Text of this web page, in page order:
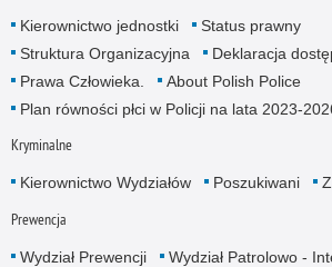
Kierownictwo jednostki
Status prawny
Struktura Organizacyjna
Deklaracja
Prawa Człowieka.
About Polish Police
Plan równości płci w Policji na lata 2023-
Kryminalne
Kierownictwo Wydziałów Poszukiwani
Prewencja
Wydział Prewencji
Wydział Patrolowo -